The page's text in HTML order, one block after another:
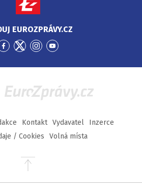
EUROZPRÁVY.CZ
Přejít
Facebook
Přejít
Twitter
Přejít
Instagram
Přejít
YouTube
EuroZprávy.cz
Kontakt Vydavatel
Inzerce
/ Cookies
Volná místa
Přejít
stránky